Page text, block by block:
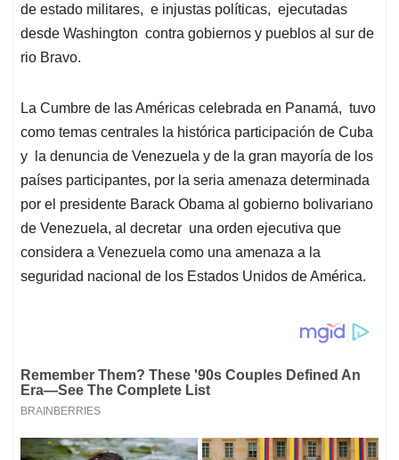
de estado militares, e injustas políticas, ejecutadas
desde Washington contra gobiernos y pueblos al sur de
rio Bravo.
La Cumbre de las Américas celebrada en Panamá, tuvo
como temas centrales la histórica participación de Cuba
y la denuncia de Venezuela y de la gran mayoría de los
países participantes, por la seria amenaza determinada
por el presidente Barack Obama al gobierno bolivariano
de Venezuela, al decretar una orden ejecutiva que
considera a Venezuela como una amenaza a la
seguridad nacional de los Estados Unidos de América.